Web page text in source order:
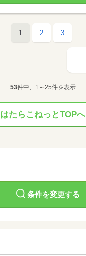
1 2 3
53件中、1～25件を表示
はたらこねっとTOPへ
条件を変更する